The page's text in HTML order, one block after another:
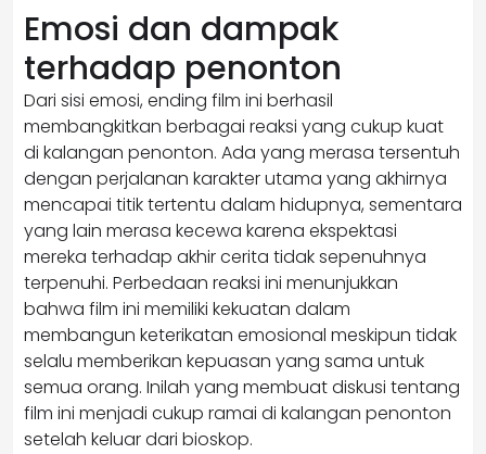
Emosi dan dampak
terhadap penonton
Dari sisi emosi, ending film ini berhasil
membangkitkan berbagai reaksi yang cukup kuat
di kalangan penonton. Ada yang merasa tersentuh
dengan perjalanan karakter utama yang akhirnya
mencapai titik tertentu dalam hidupnya, sementara
yang lain merasa kecewa karena ekspektasi
mereka terhadap akhir cerita tidak sepenuhnya
terpenuhi. Perbedaan reaksi ini menunjukkan
bahwa film ini memiliki kekuatan dalam
membangun keterikatan emosional meskipun tidak
selalu memberikan kepuasan yang sama untuk
semua orang. Inilah yang membuat diskusi tentang
film ini menjadi cukup ramai di kalangan penonton
setelah keluar dari bioskop.